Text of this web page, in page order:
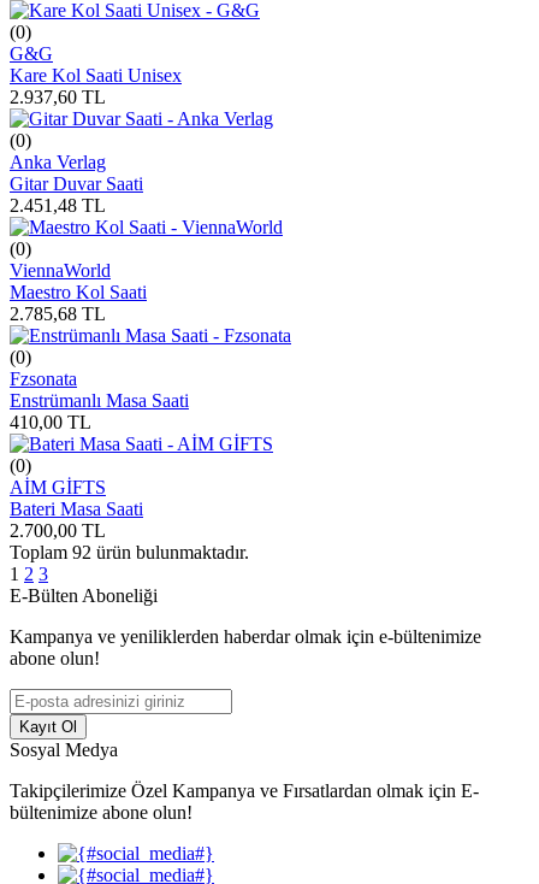
(0)
G&G
Kare Kol Saati Unisex
2.937,60 TL
(0)
Anka Verlag
Gitar Duvar Saati
2.451,48 TL
(0)
ViennaWorld
Maestro Kol Saati
2.785,68 TL
(0)
Fzsonata
Enstrümanlı Masa Saati
410,00 TL
(0)
AİM GİFTS
Bateri Masa Saati
2.700,00 TL
Toplam 92 ürün bulunmaktadır.
1 2 3
E-Bülten Aboneliği
Kampanya ve yeniliklerden haberdar olmak için e-bültenimize
abone olun!
Kayıt Ol
Sosyal Medya
Takipçilerimize Özel Kampanya ve Fırsatlardan olmak için E-
bültenimize abone olun!